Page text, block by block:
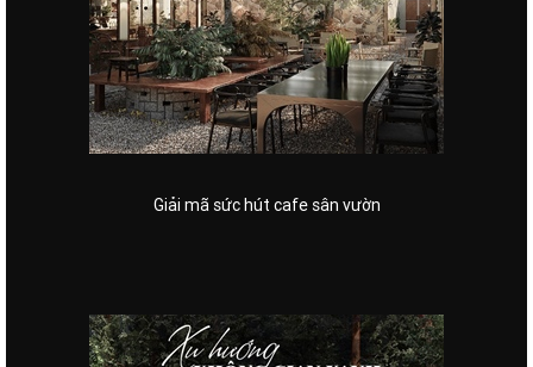
Giải mã sức hút cafe sân vườn